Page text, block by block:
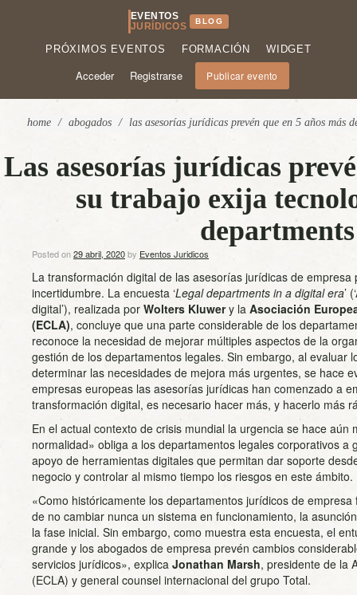
EVENTOS
JURÍDICOS
BLOG
PRÓXIMOS EVENTOS FORMACIÓN WIDGET
Acceder Registrarse Publicar evento
home / abogados / las asesorías jurídicas prevén que en 5 años
Las asesorías jurídicas
su trabajo exija
Posted on29 abril, 2020by Eventos Juridicos
La transformación digital de las asesorías jurídicas de empresa
incertidumbre. La encuesta ‘Legal departments in a digital era’
digital’), realizada por Wolters Kluwery la Asociación
(ECLA), concluye que una parte considerable de los
reconoce la necesidad de mejorar múltiples aspectos de la
gestión de los departamentos legales. Sin embargo, al evaluar
determinar las necesidades de mejora más urgentes, se hace
empresas europeas las asesorías jurídicas han comenzado a
transformación digital, es necesario hacer más, y hacerlo más
En el actual contexto de crisis mundial la urgencia se hace aún
normalidad» obliga a los departamentos legales corporativos a
apoyo de herramientas digitales que permitan dar soporte
negocio y controlar al mismo tiempo los riesgos en este ámbito.
«Como históricamente los departamentos jurídicos de
de no cambiar nunca un sistema en funcionamiento, la
la fase inicial. Sin embargo, como muestra esta encuesta, el
grande y los abogados de empresa prevén cambios
servicios jurídicos», explica Jonathan Marsh, presidente de la
(ECLA) y general counsel internacional del grupo Total.